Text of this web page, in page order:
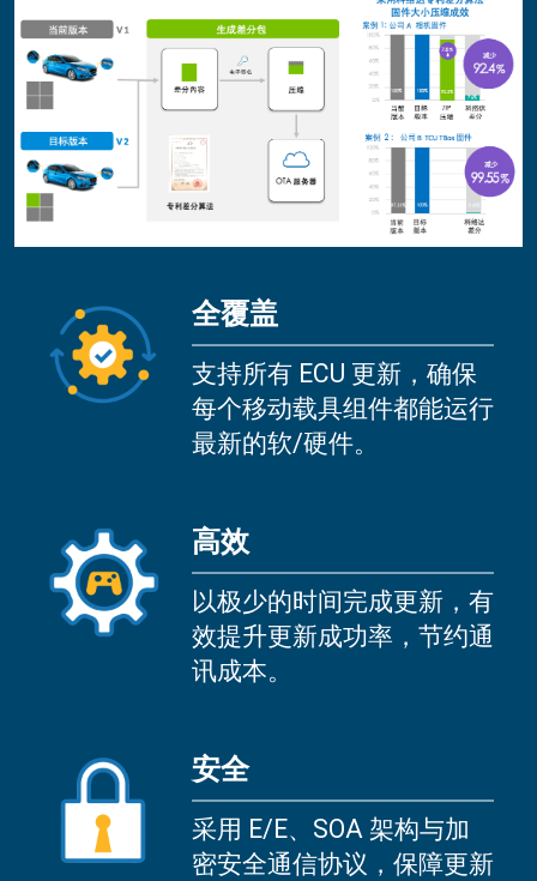
全覆盖
支持所有 ECU 更新，确保
每个移动载具组件都能运行
最新的软/硬件。
高效
以极少的时间完成更新，有
效提升更新成功率，节约通
讯成本。
安全
采用 E/E、SOA 架构与加
密安全通信协议，保障更新